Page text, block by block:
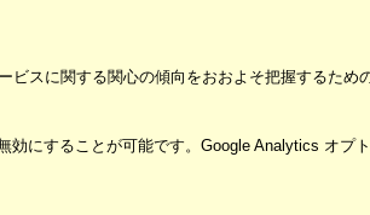
ビスに関する関心の傾向をおおよそ把握するため
効にすることが可能です。Google Analytics オプ